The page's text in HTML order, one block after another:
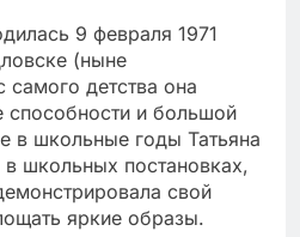
9 февраля 1971
(ныне
самого детства она
способности и большой
в школьные годы Татьяна
в школьных постановках,
свой
яркие образы.